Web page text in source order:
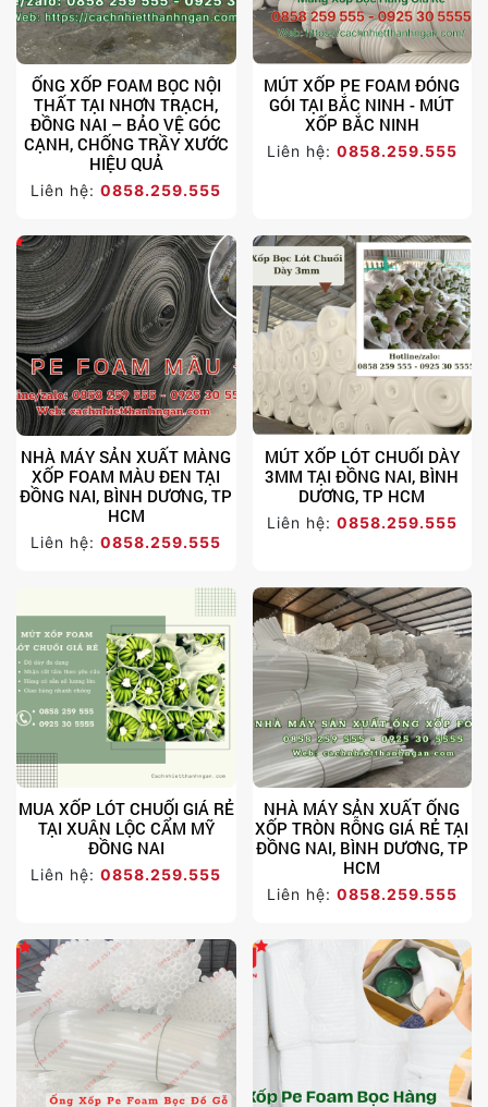
ỐNG XỐP FOAM BỌC NỘI
THẤT TẠI NHƠN TRẠCH,
ĐỒNG NAI – BẢO VỆ GÓC
CẠNH, CHỐNG TRẦY XƯỚC
HIỆU QUẢ
Liên hệ:0858.259.555
MÚT XỐP PE FOAM ĐÓNG
GÓI TẠI BẮC NINH - MÚT
XỐP BẮC NINH
Liên hệ: 0858.259.555
NHÀ MÁY SẢN XUẤT MÀNG
XỐP FOAM MÀU ĐEN TẠI
ĐỒNG NAI, BÌNH DƯƠNG, TP
HCM
Liên hệ:0858.259.555
MÚT XỐP LÓT CHUỐI DÀY
3MM TẠI ĐỒNG NAI, BÌNH
DƯƠNG, TP HCM
Liên hệ: 0858.259.555
MUA XỐP LÓT CHUỐI GIÁ RẺ
TẠI XUÂN LỘC CẨM MỸ
ĐỒNG NAI
Liên hệ:0858.259.555
NHÀ MÁY SẢN XUẤT ỐNG
XỐP TRÒN RỖNG GIÁ RẺ TẠI
ĐỒNG NAI, BÌNH DƯƠNG, TP
HCM
Liên hệ: 0858.259.555